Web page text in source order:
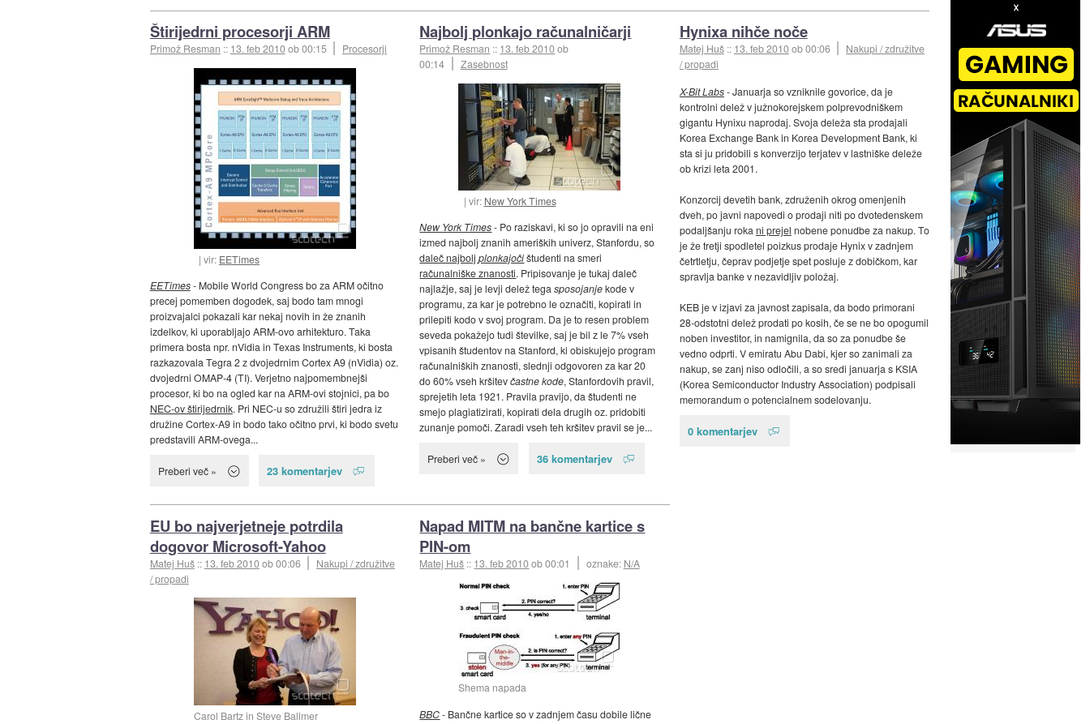
Štirijedrni procesorji ARM
Primož Resman :: 13. feb 2010ob 00:15 Procesorji
vir: EETimes
EETimes- Mobile World Congress bo za ARM očitno
precej pomemben dogodek, saj bodo tam mnogi
proizvajalci pokazali kar nekaj novih in že znanih
izdelkov, ki uporabljajo ARM-ovo arhitekturo. Taka
primera bosta npr. nVidia in Texas Instruments, ki bosta
razkazovala Tegra 2 z dvojedrnim Cortex A9 (nVidia) oz.
dvojedrni OMAP-4 (TI). Verjetno najpomembnejši
procesor, ki bo na ogled kar na ARM-ovi stojnici, pa bo
NEC-ov štirijedrnik. Pri NEC-u so združili štiri jedra iz
družine Cortex-A9 in bodo tako očitno prvi, ki bodo svetu
predstavili ARM-ovega...
Preberi več » 23 komentarjev
Najbolj plonkajo računalničarji
Primož Resman :: 13. feb 2010ob
00:14
Zasebnost
vir: New York Times
New York Times- Po raziskavi, ki so jo opravili na eni
izmed najbolj znanih ameriških univerz, Stanfordu, so
daleč najboljplonkajočištudenti na smeri
računalniške znanosti. Pripisovanje je tukaj daleč
najlažje, saj je levji delež tegasposojanjekode v
programu, za kar je potrebno le označiti, kopirati in
prilepiti kodo v svoj program. Da je to resen problem
seveda pokažejo tudi številke, saj je bil z le 7% vseh
vpisanih študentov na Stanford, ki obiskujejo program
računalniških znanosti, slednji odgovoren za kar 20
do 60% vseh kršitevčastne kode, Stanfordovih pravil,
sprejetih leta 1921. Pravila pravijo, da študenti ne
smejo plagiatizirati, kopirati dela drugih oz. pridobiti
zunanje pomoči. Zaradi vseh teh kršitev pravil se je...
Preberi več » 36 komentarjev
Hynixa nihče noče
Matej Huš :: 13. feb 2010ob 00:06
Nakupi / združitve
/ propadi
X-Bit Labs- Januarja so vzniknile govorice, da je
kontrolni delež v južnokorejskem polprevodniškem
gigantu Hynixu naprodaj. Svoja deleža sta prodajali
Korea Exchange Bank in Korea Development Bank, ki
sta si ju pridobili s konverzijo terjatev v lastniške deleže
ob krizi leta 2001.
Konzorcij devetih bank, združenih okrog omenjenih
dveh, po javni napovedi o prodaji niti po dvotedenskem
podaljšanju roka ni prejel nobene ponudbe za nakup. To
je že tretji spodletel poizkus prodaje Hynix v zadnjem
četrtletju, čeprav podjetje spet posluje z dobičkom, kar
spravlja banke v nezavidljiv položaj.
KEB je v izjavi za javnost zapisala, da bodo primorani
28-odstotni delež prodati po kosih, če se ne bo opogumil
noben investitor, in namignila, da so za ponudbe še
vedno odprti. V emiratu Abu Dabi, kjer so zanimali za
nakup, se zanj niso odločili, a so sredi januarja s KSIA
(Korea Semiconductor Industry Association) podpisali
memorandum o potencialnem sodelovanju.
0 komentarjev
EU bo najverjetneje potrdila
dogovor Microsoft-Yahoo
Matej Huš :: 13. feb 2010ob 00:06
Nakupi / združitve
/ propadi
Carol Bartz in Steve Ballmer
Napad MITM na bančne kartice s
PIN-om
Matej Huš :: 13. feb 2010ob 00:01 oznake: N/A
Shema napada
BBC- Bančne kartice so v zadnjem času dobile lične